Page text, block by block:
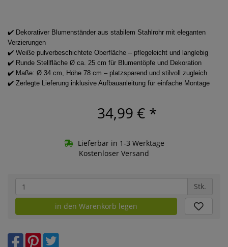
✔️ Dekorativer Blumenständer aus stabilem Stahlrohr mit eleganten
Verzierungen
✔️ Weiße pulverbeschichtete Oberfläche – pflegeleicht und langlebig
✔️ Runde Stellfläche Ø ca. 25 cm für Blumentöpfe und Dekoration
✔️ Maße: Ø 34 cm, Höhe 78 cm – platzsparend und stilvoll zugleich
✔️ Zerlegte Lieferung inklusive Aufbauanleitung für einfache Montage
34,99 € *
Lieferbar in 1-3 Werktage
Kostenloser Versand
Stk.
in den Warenkorb legen